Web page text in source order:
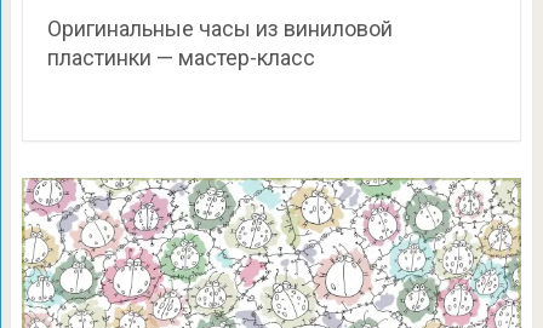
Оригинальные часы из виниловой
пластинки — мастер-класс